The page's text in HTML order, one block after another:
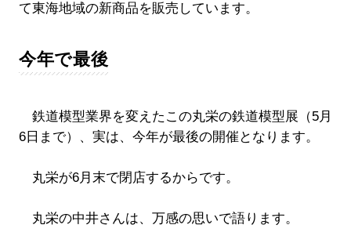
て東海地域の新商品を販売しています。
今年で最後
鉄道模型業界を変えたこの丸栄の鉄道模型展（5月
6日まで）、実は、今年が最後の開催となります。
丸栄が6月末で閉店するからです。
丸栄の中井さんは、万感の思いで語ります。